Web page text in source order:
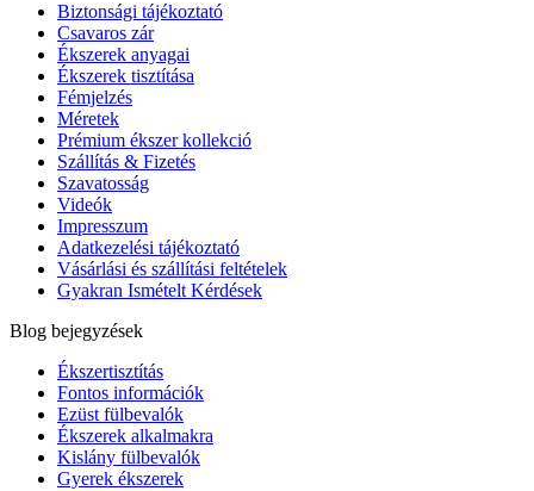
Biztonsági tájékoztató
Csavaros zár
Ékszerek anyagai
Ékszerek tisztítása
Fémjelzés
Méretek
Prémium ékszer kollekció
Szállítás & Fizetés
Szavatosság
Videók
Impresszum
Adatkezelési tájékoztató
Vásárlási és szállítási feltételek
Gyakran Ismételt Kérdések
Blog bejegyzések
Ékszertisztítás
Fontos információk
Ezüst fülbevalók
Ékszerek alkalmakra
Kislány fülbevalók
Gyerek ékszerek